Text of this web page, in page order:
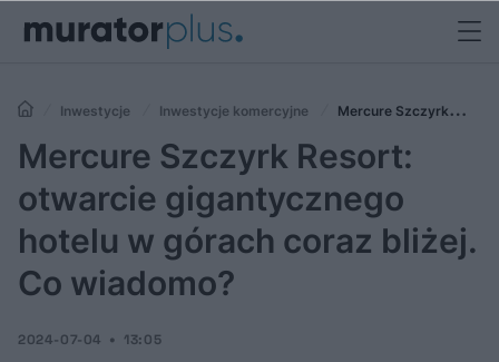
Inwestycje Inwestycje komercyjne
Mercure Szczyrk
Resort: otwarcie gigantycznego hotelu w górach coraz bliżej. Co
wiadomo?
Mercure Szczyrk Resort:
otwarcie gigantycznego
hotelu w górach coraz bliżej.
Co wiadomo?
2024-07-04 13:05